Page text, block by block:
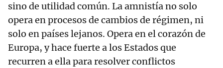
sino de utilidad común. La amnistía no solo
opera en procesos de cambios de régimen, ni
solo en países lejanos. Opera en el corazón de
Europa, y hace fuerte a los Estados que
recurren a ella para resolver conflictos